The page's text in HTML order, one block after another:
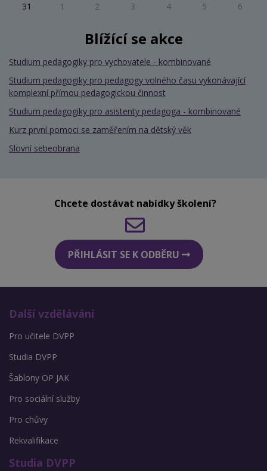
31
1 2 3 4 5 6
Blížící se akce
Studium pedagogiky pro vychovatele - kombinované
Studium pedagogiky pro pedagogy volného času vykonávající
komplexní přímou pedagogickou činnost
Studium pedagogiky pro asistenty pedagoga - kombinované
Kurz první pomoci se zaměřením na dětský věk
Slovní sebeobrana
Chcete dostávat nabídky školení?
PŘIHLÁSIT SE K ODBĚRU
Další vzdělávání
Pro učitele DVPP
Studia DVPP
Šablony OP JAK
Pro sociální služby
Pro chůvy
Rekvalifikace
Studia DVPP